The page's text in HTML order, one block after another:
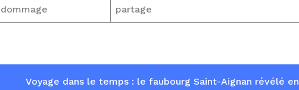
dommage
partage
Voyage dans le temps : le faubourg Saint-Aignan révélé en